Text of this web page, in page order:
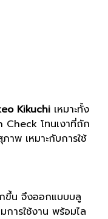
Kikuchi เหมาะทั้ง
Check โทนเงาที่ถัก
พ เหมาะกับการใช้
ขึ้น จึงออกแบบบลู
ารใช้งาน พร้อมไล